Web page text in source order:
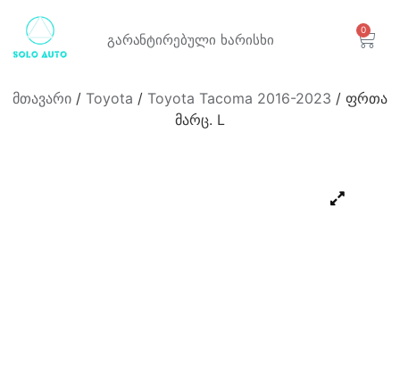
გარანტირებული ხარისხი
0
მთავარი / Toyota / Toyota Tacoma 2016-2023 / ფრთა
მარც. L